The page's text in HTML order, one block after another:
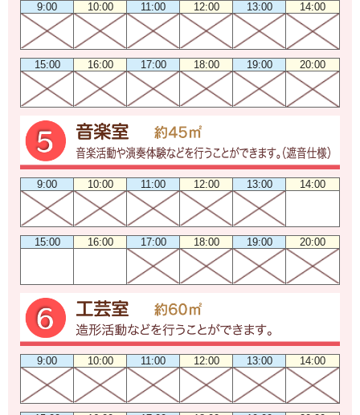
9:00 10:00 11:00 12:00 13:00 14:00
15:00 16:00 17:00 18:00 19:00 20:00
9:00 10:00 11:00 12:00 13:00 14:00
15:00 16:00 17:00 18:00 19:00 20:00
9:00 10:00 11:00 12:00 13:00 14:00